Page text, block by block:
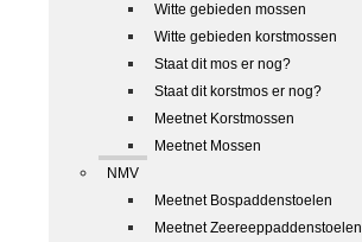
Witte gebieden mossen
Witte gebieden korstmossen
Staat dit mos er nog?
Staat dit korstmos er nog?
Meetnet Korstmossen
Meetnet Mossen
NMV
Meetnet Bospaddenstoelen
Meetnet Zeereeppaddenstoelen